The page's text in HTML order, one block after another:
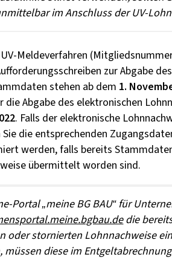
im Anschluss der UV-
Meldeverfahren
zur Abgabe
stehen ab dem 1.
die Abgabe des elektronischen
. Falls der elektronische
die entsprechenden
werden, falls bereits
übermittelt worden sind.
Portal „meine BG BAU“ für
die
oder stornierten Lohnnachweise
müssen diese im